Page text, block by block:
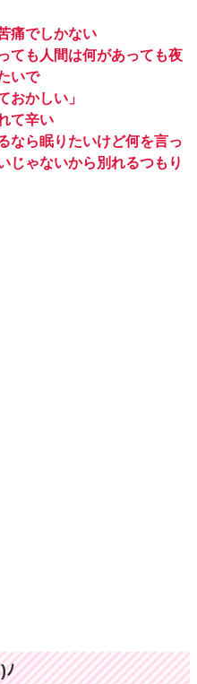
痛でしかない
ても人間は何があっても夜
いで
おかしい」
て辛い
なら眠りたいけど何を言っ
じゃないから別れるつもり
ﾉ